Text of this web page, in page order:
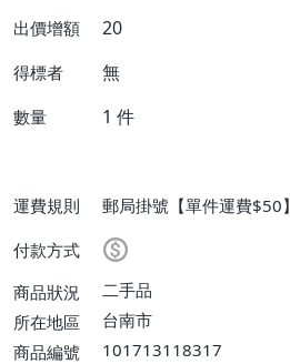
出價增額 20
得標者 無
數量 1 件
運費規則
郵局掛號【單件運費$50】
付款方式
商品狀況
二手品
所在地區
台南市
商品編號
101713118317